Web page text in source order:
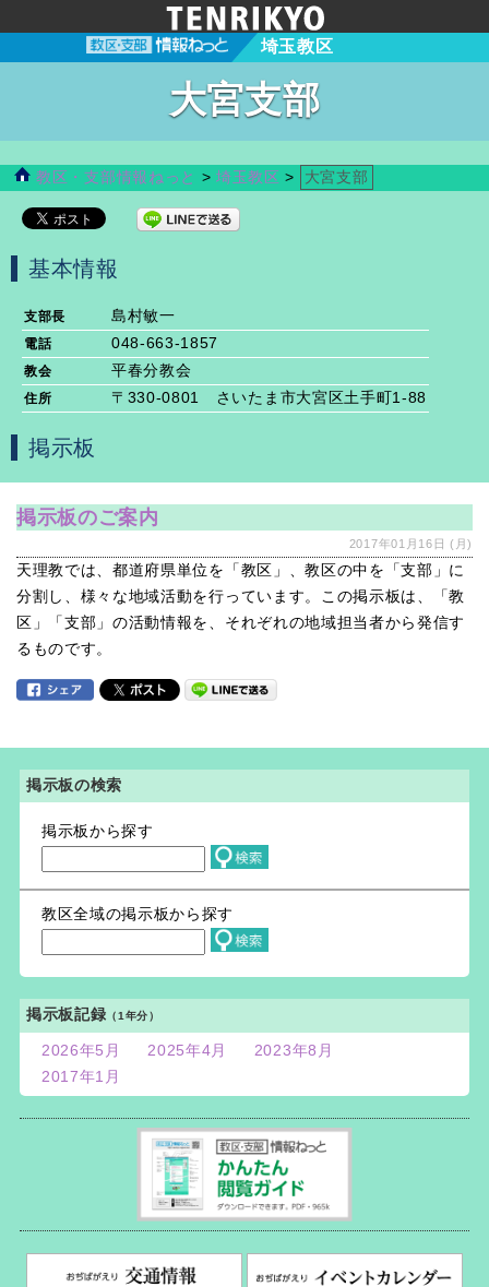
埼玉教区
大宮支部
教区・支部情報ねっと > 埼玉教区 > 大宮支部
基本情報
支部長 島村敏一
電話 048-663‐1857
教会 平春分教会
住所 〒330-0801 さいたま市大宮区土手町1-88
掲示板
掲示板のご案内
2017年01月16日 (月)
天理教では、都道府県単位を「教区」、教区の中を「支部」に
分割し、様々な地域活動を行っています。この掲示板は、「教
区」「支部」の活動情報を、それぞれの地域担当者から発信す
るものです。
掲示板の検索
掲示板から探す
教区全域の掲示板から探す
掲示板記録 （1年分）
2026年5月 2025年4月
2023年8月
2017年1月